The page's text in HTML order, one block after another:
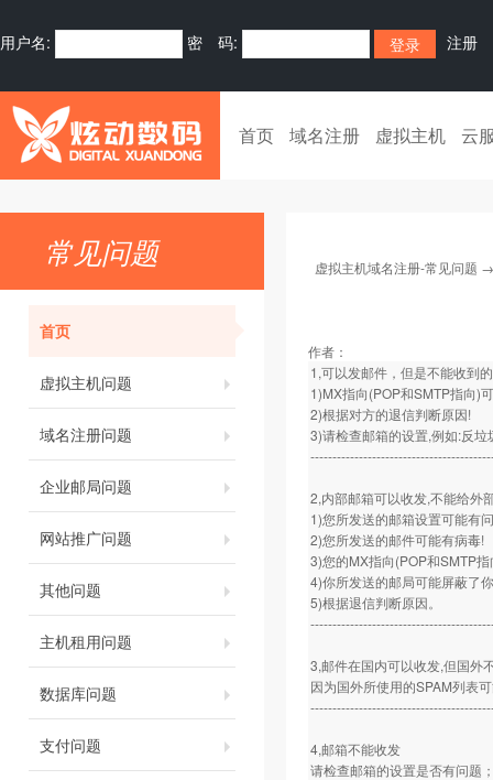
用户名: 密 码: 注册
首页 域名注册 虚拟主机 云
常见问题
首页
虚拟主机问题
域名注册问题
企业邮局问题
网站推广问题
其他问题
主机租用问题
数据库问题
支付问题
虚拟主机域名注册-常见问题
作者：
1,可以发邮件，但是不能收到
1)MX指向(POP和SMTP指向)
2)根据对方的退信判断原因!
3)请检查邮箱的设置,例如:反
2,内部邮箱可以收发,不能给外
1)您所发送的邮箱设置可能有
2)您所发送的邮件可能有病毒!
3)您的MX指向(POP和SMTP
4)你所发送的邮局可能屏蔽了
5)根据退信判断原因。
3,邮件在国内可以收发,但国外
因为国外所使用的SPAM列表
4,邮箱不能收发
请检查邮箱的设置是否有问题